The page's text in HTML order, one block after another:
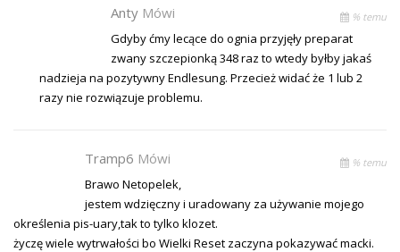
Anty Mówi % temu
Gdyby ćmy lecące do ognia przyjęły preparat
zwany szczepionką 348 raz to wtedy byłby jakaś
nadzieja na pozytywny Endlesung. Przecież widać że 1 lub 2
razy nie rozwiązuje problemu.
Tramp6 Mówi % temu
Brawo Netopelek,
jestem wdzięczny i uradowany za używanie mojego
określenia pis-uary,tak to tylko klozet.
życzę wiele wytrwałości bo Wielki Reset zaczyna pokazywać macki.